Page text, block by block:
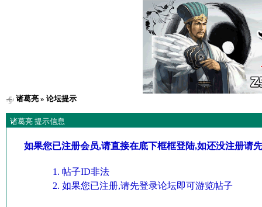
诸葛亮» 论坛提示
诸葛亮 提示信息
如果您已注册会员,请直接在底下框框登陆,如还没注册请
帖子ID非法
如果您已注册,请先登录论坛即可游览帖子